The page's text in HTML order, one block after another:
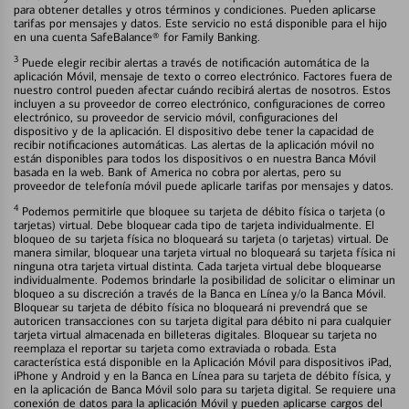
para obtener detalles y otros términos y condiciones. Pueden aplicarse
tarifas por mensajes y datos. Este servicio no está disponible para el hijo
en una cuenta SafeBalance® for Family Banking.
3 Puede elegir recibir alertas a través de notificación automática de la
aplicación Móvil, mensaje de texto o correo electrónico. Factores fuera de
nuestro control pueden afectar cuándo recibirá alertas de nosotros. Estos
incluyen a su proveedor de correo electrónico, configuraciones de correo
electrónico, su proveedor de servicio móvil, configuraciones del
dispositivo y de la aplicación. El dispositivo debe tener la capacidad de
recibir notificaciones automáticas. Las alertas de la aplicación móvil no
están disponibles para todos los dispositivos o en nuestra Banca Móvil
basada en la web. Bank of America no cobra por alertas, pero su
proveedor de telefonía móvil puede aplicarle tarifas por mensajes y datos.
4 Podemos permitirle que bloquee su tarjeta de débito física o tarjeta (o
tarjetas) virtual. Debe bloquear cada tipo de tarjeta individualmente. El
bloqueo de su tarjeta física no bloqueará su tarjeta (o tarjetas) virtual. De
manera similar, bloquear una tarjeta virtual no bloqueará su tarjeta física ni
ninguna otra tarjeta virtual distinta. Cada tarjeta virtual debe bloquearse
individualmente. Podemos brindarle la posibilidad de solicitar o eliminar un
bloqueo a su discreción a través de la Banca en Línea y/o la Banca Móvil.
Bloquear su tarjeta de débito física no bloqueará ni prevendrá que se
autoricen transacciones con su tarjeta digital para débito ni para cualquier
tarjeta virtual almacenada en billeteras digitales. Bloquear su tarjeta no
reemplaza el reportar su tarjeta como extraviada o robada. Esta
característica está disponible en la Aplicación Móvil para dispositivos iPad,
iPhone y Android y en la Banca en Línea para su tarjeta de débito física, y
en la aplicación de Banca Móvil solo para su tarjeta digital. Se requiere una
conexión de datos para la aplicación Móvil y pueden aplicarse cargos del